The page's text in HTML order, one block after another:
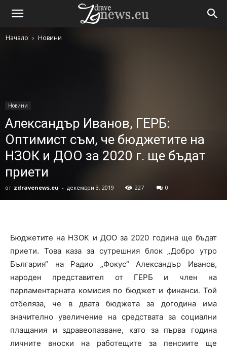
Начало Новини
Новини
Александър Иванов, ГЕРБ:
Оптимист съм, че бюджетите на
НЗОК и ДОО за 2020 г. ще бъдат
приети
от zdravenews.eu - декември 3, 2019 227 0
Бюджетите на НЗОК и ДОО за 2020 година ще бъдат
приети. Това каза за сутрешния блок „Добро утро
България“ на Радио „Фокус“ Александър Иванов,
народен представител от ГЕРБ и член на
парламентарната комисия по бюджет и финанси. Той
отбеляза, че в двата бюджета за догодина има
значително увеличение на средствата за социални
плащания и здравеопазване, като за първа година
личните вноски на работещите за пенсиите ще